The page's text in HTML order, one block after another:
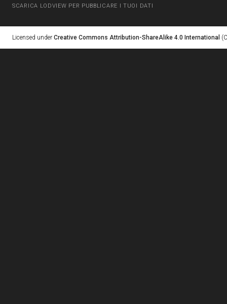
SCARICA LODVIEW PER PUBBLICARE I TUOI DATI
Licensed under Creative Commons Attribution-ShareAlike 4.0 International